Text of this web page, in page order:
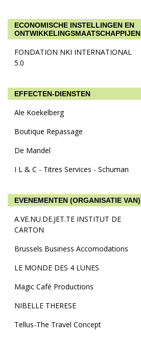
ECONOMISCHE INSTELLINGEN EN
ONTWIKKELINGSMAATSCHAPPIJEN
FONDATION NKI INTERNATIONAL
5.0
EFFECTEN-DIENSTEN
Ale Koekelberg
Boutique Repassage
De Mandel
I L & C - Titres Services - Schuman
EVENEMENTEN (ORGANISATIE VAN)
A.VE.NU.DE.JET.TE INSTITUT DE
CARTON
Brussels Business Accomodations
LE MONDE DES 4 LUNES
Magic Café Productions
NIBELLE THERESE
Tellus-The Travel Concept